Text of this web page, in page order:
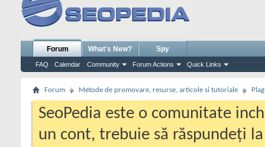
Forum
FAQ Calendar Community Forum Actions Quick Links
What's New? Spy
Forum Metode de promovare, resurse, articole si tutoriale
SeoPedia este o comunitate
un cont, trebuie să răspundeți